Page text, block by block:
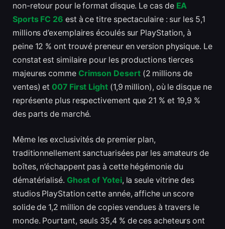
non-retour pour le format disque. Le cas de EA
Sports FC 26 est à ce titre spectaculaire : sur les 5,1
millions d’exemplaires écoulés sur PlayStation, à
peine 12 % ont trouvé preneur en version physique. Le
constat est similaire pour les productions tierces
majeures comme Crimson Desert(2 millions de
ventes) et 007 First Light (1,9 million), où le disque ne
représente plus respectivement que 21 % et 19,9 %
des parts de marché.
Même les exclusivités de premier plan,
traditionnellement sanctuarisées par les amateurs de
boîtes, n’échappent pas à cette hégémonie du
dématérialisé. Ghost of Yotei, la seule vitrine des
studios PlayStation cette année, affiche un score
solide de 1,2 million de copies vendues à travers le
monde. Pourtant, seuls 35,4 % de ces acheteurs ont